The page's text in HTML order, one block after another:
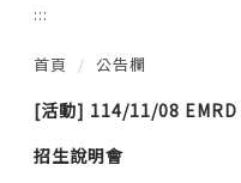
:::
首頁 公告欄
[活動] 114/11/08 EMRD
招生說明會